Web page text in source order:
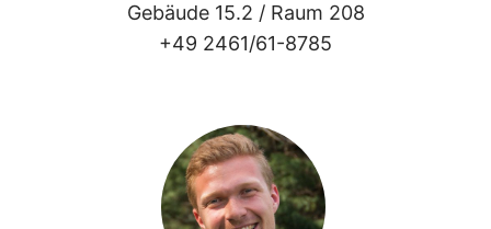
Gebäude 15.2 / Raum 208
+49 2461/61-8785